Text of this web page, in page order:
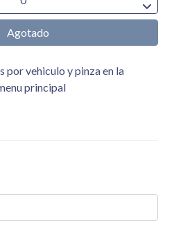
Agotado
por vehiculo y pinza en la
principal